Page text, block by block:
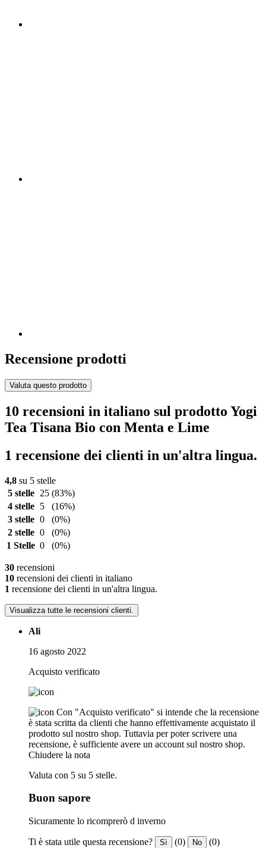
Recensione prodotti
Valuta questo prodotto
10 recensioni in italiano sul prodotto Yogi
Tea Tisana Bio con Menta e Lime
1 recensione dei clienti in un'altra lingua.
4,8 su 5 stelle
5 stelle
25 (83%)
4 stelle
5
(16%)
3 stelle 0
(0%)
2 stelle 0
(0%)
1 Stelle 0 (0%)
30 recensioni
10 recensioni dei clienti in italiano
1 recensione dei clienti in un'altra lingua.
Visualizza tutte le recensioni clienti.
Ali
16 agosto 2022
Acquisto verificato
Con "Acquisto verificato" si intende che la recensione
è stata scritta da clienti che hanno effettivamente acquistato il
prodotto sul nostro shop. Tuttavia per poter scrivere una
recensione, è sufficiente avere un account sul nostro shop.
Chiudere la nota
Valuta con 5 su 5 stelle.
Buon sapore
Sicuramente lo ricomprerò d inverno
Ti è stata utile questa recensione? Sì (0) No (0)